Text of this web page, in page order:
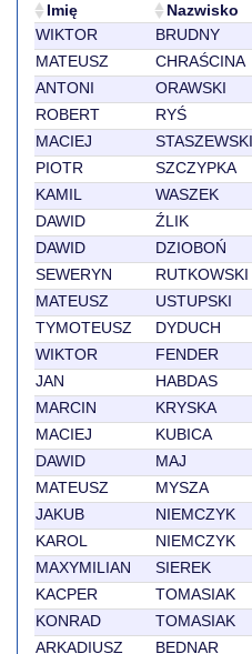
Imię
Nazwisko
WIKTOR
BRUDNY
MATEUSZ
CHRAŚCINA
ANTONI
ORAWSKI
ROBERT
RYŚ
MACIEJ
STASZEWSKI
PIOTR
SZCZYPKA
KAMIL
WASZEK
DAWID
ŹLIK
DAWID
DZIOBOŃ
SEWERYN
RUTKOWSKI
MATEUSZ
USTUPSKI
TYMOTEUSZ
DYDUCH
WIKTOR
FENDER
JAN
HABDAS
MARCIN
KRYSKA
MACIEJ
KUBICA
DAWID
MAJ
MATEUSZ
MYSZA
JAKUB
NIEMCZYK
KAROL
NIEMCZYK
MAXYMILIAN
SIEREK
KACPER
TOMASIAK
KONRAD
TOMASIAK
ARKADIUSZ
BEDNAR